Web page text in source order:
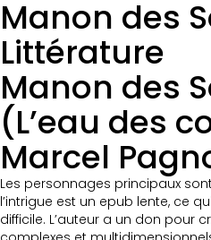
Manon des
Littérature
Manon des
(L’eau des
Marcel
Les personnages principaux
l’intrigue est un epub lente, ce
difficile. L’auteur a un don pour